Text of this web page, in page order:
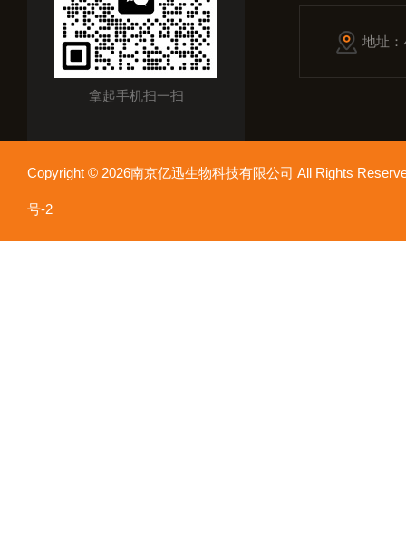
拿起手机扫一扫
地址
Copyright © 2026南京亿迅生物科技有限公司 All Rights
号-2